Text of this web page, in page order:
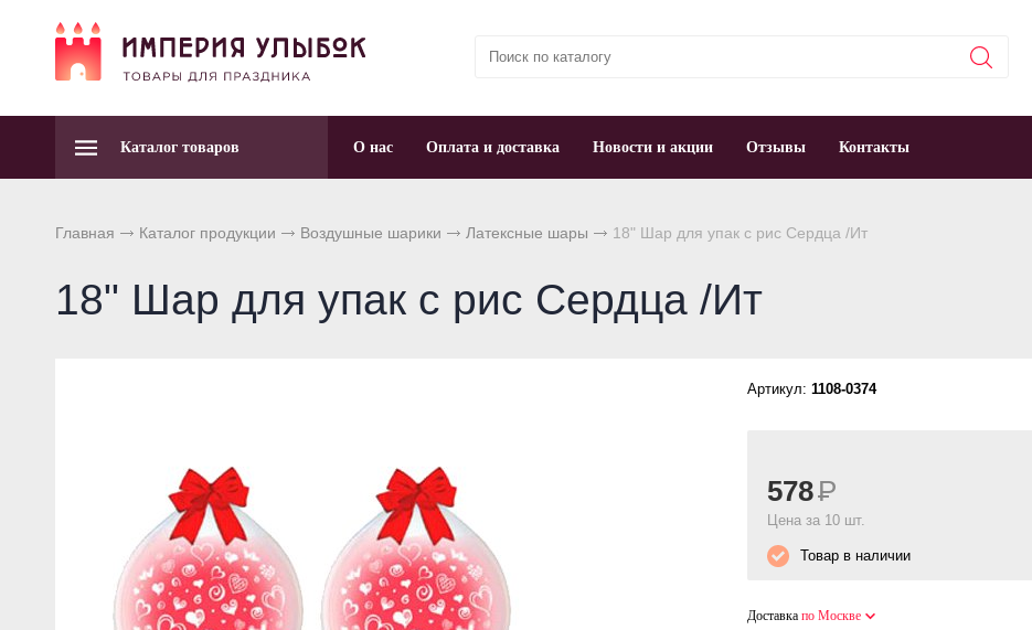
Каталог товаров О нас Оплата и доставка Новости и акции Отзывы Контакты
Главная Каталог продукции Воздушные шарики Латексные шары 18" Шар для упак c рис Сердца /Ит
18" Шар для упак c рис Сердца /Ит
Артикул: 1108-0374
578Р
Цена за 10 шт.
Товар в наличии
Доставка по Москве